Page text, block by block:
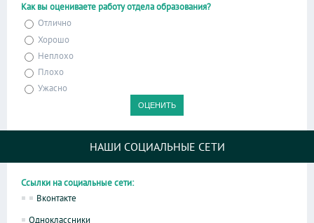
Как вы оцениваете работу отдела образования?
Отлично
Хорошо
Неплохо
Плохо
Ужасно
НАШИ СОЦИАЛЬНЫЕ СЕТИ
Ссылки на социальные сети:
Вконтакте
Одноклассники